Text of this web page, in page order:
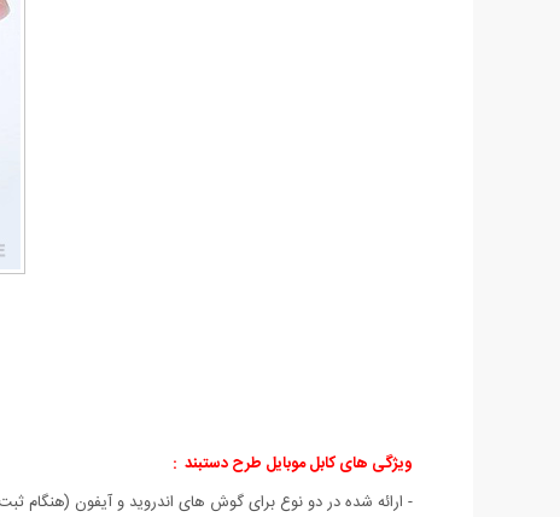
ویژگی های کابل موبایل طرح دستبند :
- ارائه شده در دو نوع برای گوش های اندروید و آیفون (هنگام